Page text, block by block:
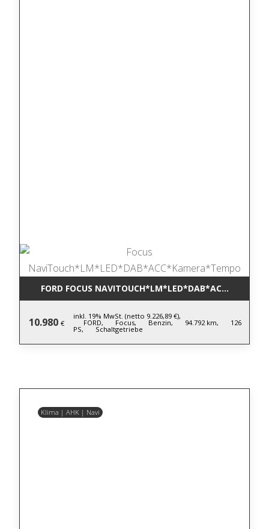
FORD FOCUS
10.980 €
inkl. 19% MwSt. (netto 9.226,89 €),
FORD, Focus, Benzin, 94.792 km, 126
PS, Schaltgetriebe
Klima | AHK | Navi